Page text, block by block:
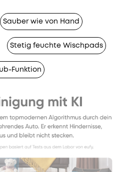
Sauber wie von Hand
Stetig feuchte Wischpads
Funktion